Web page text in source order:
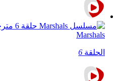
Marshals
الحلقة 6